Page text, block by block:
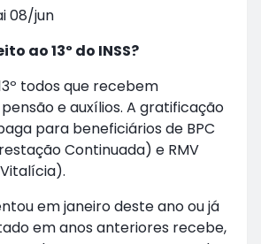
08/jun
ao 13º do INSS?
todos que recebem
e auxílios. A gratificação
para beneficiários de BPC
Continuada) e RMV
em janeiro deste ano ou já
em anos anteriores recebe,